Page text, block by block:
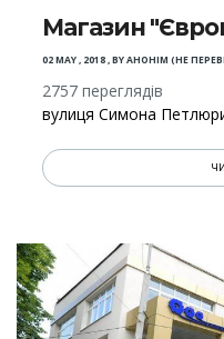
Магазин
02 MAY , 2018,BYАНОНІМ (НЕ
2757 переглядів
вулиця Симона